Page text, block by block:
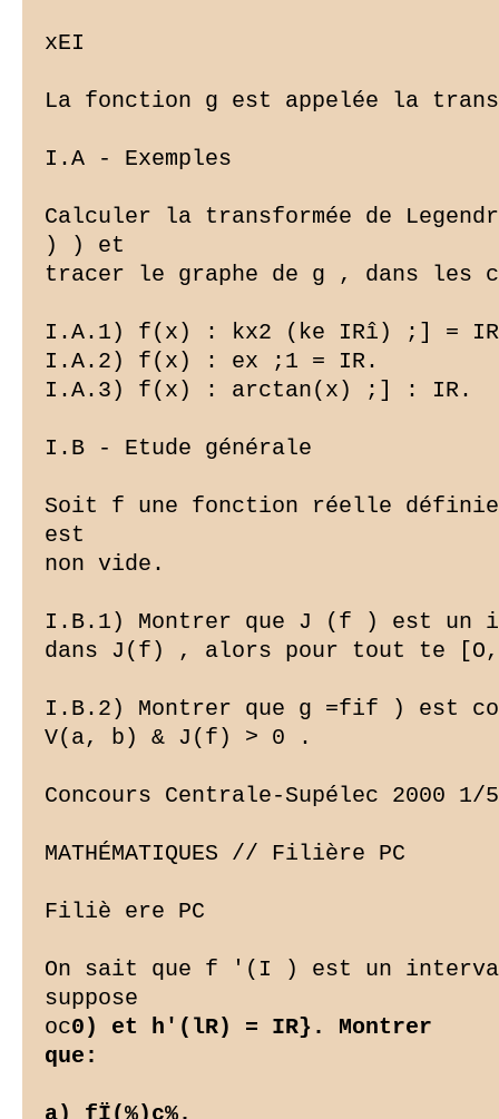
xEI
La fonction g est appelée la
I.A - Exemples
Calculer la transformée de
) ) et
tracer le graphe de g , dans les
I.A.1) f(x) : kx2 (ke IRî) ;] =
I.A.2) f(x) : ex ;1 = IR.
I.A.3) f(x) : arctan(x) ;] : IR.
I.B - Etude générale
Soit f une fonction réelle
est
non vide.
I.B.1) Montrer que J (f ) est un
dans J(f) , alors pour tout te
I.B.2) Montrer que g =fif ) est
V(a, b) & J(f) > 0 .
Concours Centrale-Supélec 2000 1/5
MATHÉMATIQUES // Filière PC
Filiè ere PC
On sait que f '(I ) est un
suppose
oc0) et h'(lR) = IR}. Montrer
que: